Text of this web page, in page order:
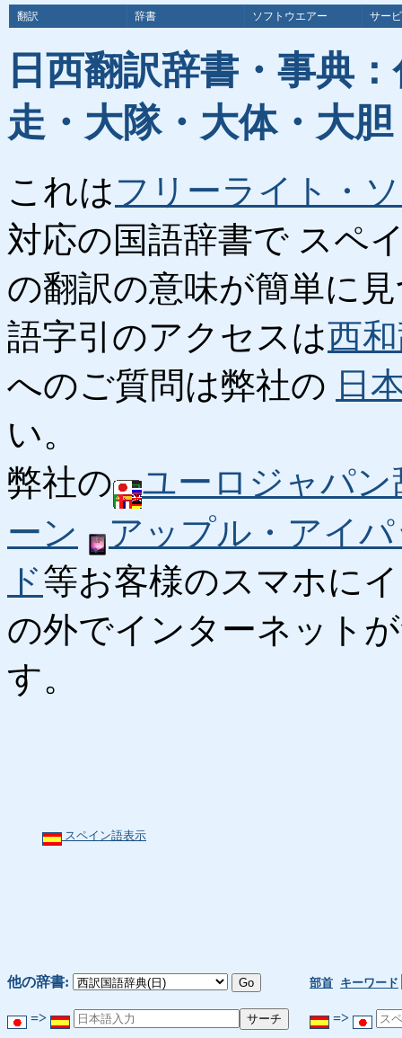
翻訳 辞書 ソフトウエアー サー
日西翻訳辞書・事典
走・大隊・大体・大
これはフリーライト・
対応の国語辞書で スペ
の翻訳の意味が簡単に
語字引のアクセスは西
へのご質問は弊社の 日
い。
弊社の
ユーロジャパン
ーン
アップル・アイ
ド等お客様のスマホに
の外でインターネット
す。
スペイン語表示
他の辞書: 部首 キーワード
=> =>